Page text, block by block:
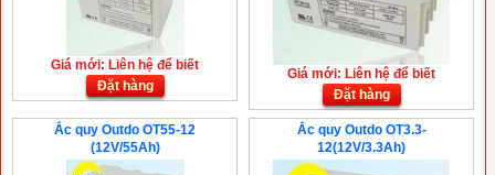
Giá mới: Liên hệ để biết
Đặt hàng
Giá mới: Liên hệ để biết
Đặt hàng
Ắc quy Outdo OT55-12
(12V/55Ah)
Ắc quy Outdo OT3.3-
12(12V/3.3Ah)